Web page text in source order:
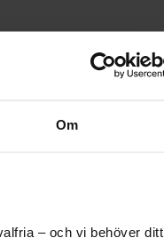
Om
– och vi behöver ditt